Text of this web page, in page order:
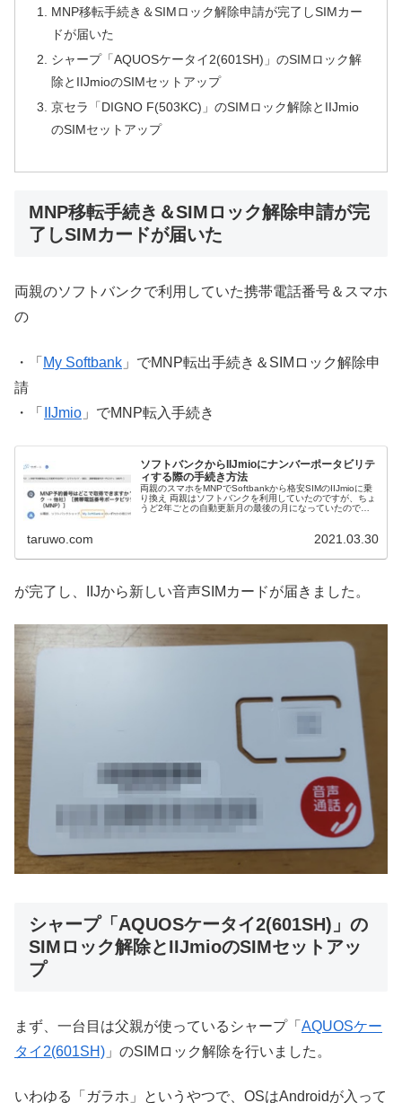
MNP移転手続き＆SIMロック解除申請が完了しSIMカー
ドが届いた
シャープ「AQUOSケータイ2(601SH)」のSIMロック解
除とIIJmioのSIMセットアップ
京セラ「DIGNO F(503KC)」のSIMロック解除とIIJmio
のSIMセットアップ
MNP移転手続き＆SIMロック解除申請が完
了しSIMカードが届いた
両親のソフトバンクで利用していた携帯電話番号＆スマホ
の
・「 My Softbank 」でMNP転出手続き＆SIMロック解除申
請
・「
IIJmio 」でMNP転入手続き
ソフトバンクからIIJmioにナンバーポータビリテ
ィする際の手続き方法
両親のスマホをMNPでSoftbankから格安SIMのIIJmioに乗
り換え 両親はソフトバンクを利用していたのですが、ちょ
うど2年ごとの自動更新月の最後の月になっていたので、
taruwo.com 2021.03.30
が完了し、IIJから新しい音声SIMカードが届きました。
シャープ「AQUOSケータイ2(601SH)」の
SIMロック解除とIIJmioのSIMセットアッ
プ
まず、一台目は父親が使っているシャープ「 AQUOSケー
タイ2(601SH) 」のSIMロック解除を行いました。
いわゆる「ガラホ」というやつで、OSはAndroidが入って